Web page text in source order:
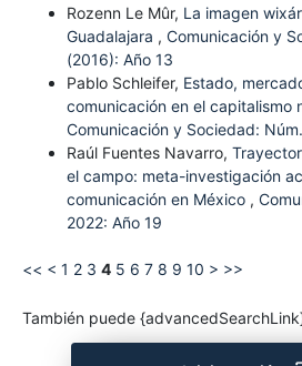
Rozenn Le Mûr, La imagen
Guadalajara , Comunicación y
(2016): Año 13
Pablo Schleifer, Estado,
comunicación en el capitalismo
Comunicación y Sociedad:
Raúl Fuentes Navarro,
el campo: meta-investigación
comunicación en México ,
2022: Año 19
<< < 1 2 3 4 5 6 7 8 9 10 > >>
También puede